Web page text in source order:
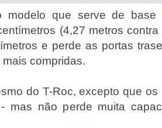
modelo que serve de base
(4,27 metros
e perde as portas
compridas.
do T-Roc, excepto que
mas não perde muita